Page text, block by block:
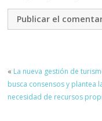
« La nueva gestión de
busca consensos y plantea
necesidad de recursos